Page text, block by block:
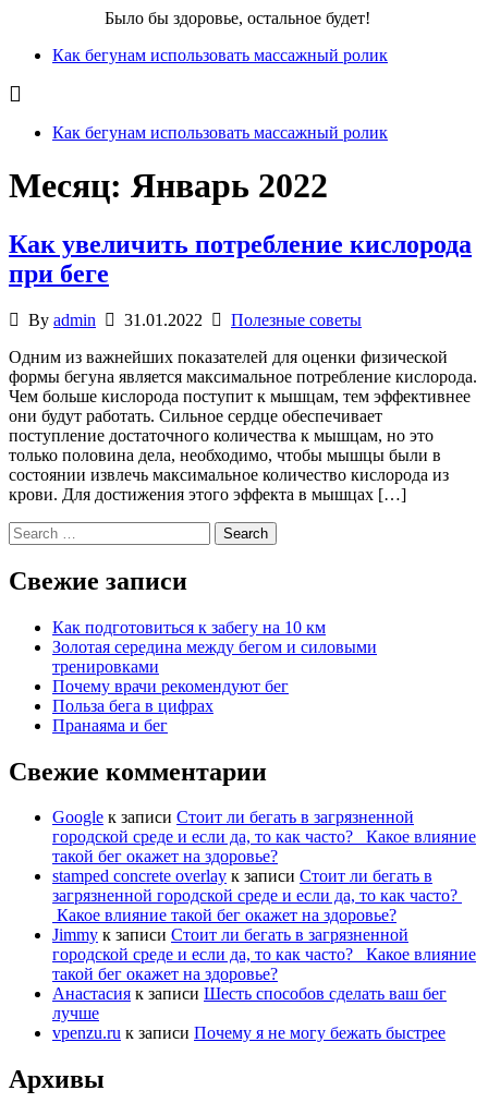
Было бы здоровье, остальное будет!
Как бегунам использовать массажный ролик
Как бегунам использовать массажный ролик
Месяц: Январь 2022
Как увеличить потребление кислорода
при беге
By admin 31.01.2022
Полезные советы
Одним из важнейших показателей для оценки физической
формы бегуна является максимальное потребление кислорода.
Чем больше кислорода поступит к мышцам, тем эффективнее
они будут работать. Сильное сердце обеспечивает
поступление достаточного количества к мышцам, но это
только половина дела, необходимо, чтобы мышцы были в
состоянии извлечь максимальное количество кислорода из
крови. Для достижения этого эффекта в мышцах […]
Search
for:
Свежие записи
Как подготовиться к забегу на 10 км
Золотая середина между бегом и силовыми
тренировками
Почему врачи рекомендуют бег
Польза бега в цифрах
Пранаяма и бег
Свежие комментарии
Google к записи Стоит ли бегать в загрязненной
городской среде и если да, то как часто? Какое влияние
такой бег окажет на здоровье?
stamped concrete overlay к записи Стоит ли бегать в
загрязненной городской среде и если да, то как часто?
Какое влияние такой бег окажет на здоровье?
Jimmy к записи Стоит ли бегать в загрязненной
городской среде и если да, то как часто? Какое влияние
такой бег окажет на здоровье?
Анастасия к записи Шесть способов сделать ваш бег
лучше
vpenzu.ru к записи Почему я не могу бежать быстрее
Архивы